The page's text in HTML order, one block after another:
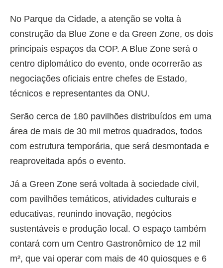
No Parque da Cidade, a atenção se volta à
construção da Blue Zone e da Green Zone, os dois
principais espaços da COP. A Blue Zone será o
centro diplomático do evento, onde ocorrerão as
negociações oficiais entre chefes de Estado,
técnicos e representantes da ONU.
Serão cerca de 180 pavilhões distribuídos em uma
área de mais de 30 mil metros quadrados, todos
com estrutura temporária, que será desmontada e
reaproveitada após o evento.
Já a Green Zone será voltada à sociedade civil,
com pavilhões temáticos, atividades culturais e
educativas, reunindo inovação, negócios
sustentáveis e produção local. O espaço também
contará com um Centro Gastronômico de 12 mil
m², que vai operar com mais de 40 quiosques e 6